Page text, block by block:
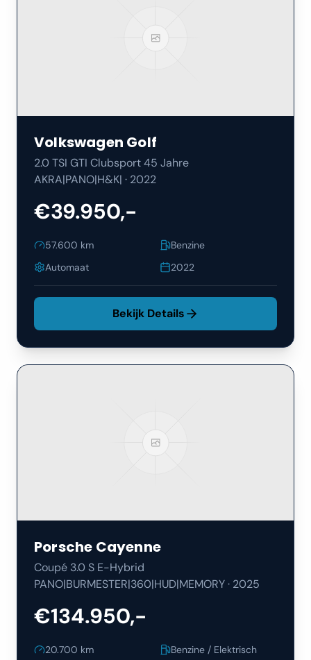
Volkswagen Golf
2.0 TSI GTI Clubsport 45 Jahre
AKRA|PANO|H&K| · 2022
€39.950,-
57.600 km
Benzine
Automaat
2022
Bekijk Details
Porsche Cayenne
Coupé 3.0 S E-Hybrid
PANO|BURMESTER|360|HUD|MEMORY· 2025
€134.950,-
20.700 km Benzine / Elektrisch